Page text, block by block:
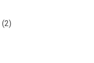
(2)